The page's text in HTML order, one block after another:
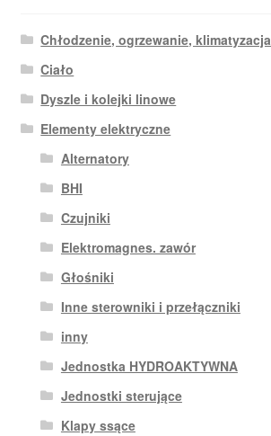
Chłodzenie, ogrzewanie, klimatyzacja
Ciało
Dyszle i kolejki linowe
Elementy elektryczne
Alternatory
BHI
Czujniki
Elektromagnes. zawór
Głośniki
Inne sterowniki i przełączniki
inny
Jednostka HYDROAKTYWNA
Jednostki sterujące
Klapy ssące